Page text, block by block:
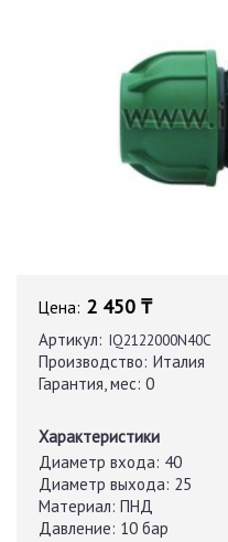
Цена: 2 450 ₸
Артикул: IQ2122000N40C
Производство: Италия
Гарантия, мес: 0
Характеристики
Диаметр входа: 40
Диаметр выхода: 25
Материал: ПНД
Давление: 10 бар